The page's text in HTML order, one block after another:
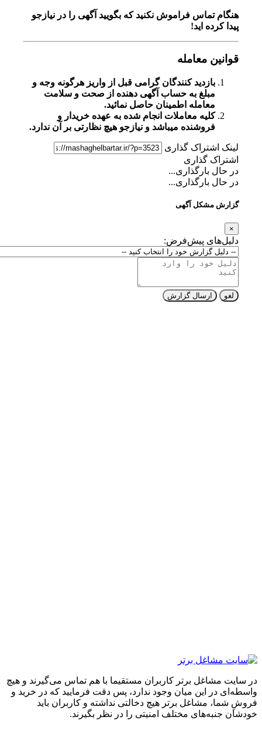
هنگام تماس فراموش نکنید که بگویید آگهی را در نیازجو
پیدا کرده اید!
قوانین معامله
بازدید کنندگان گرامی قبل از واریز هرگونه وجه و
مبلغ به حساب آگهی دهنده از صحت و سلامت
معامله اطمینان حاصل نمائید.
کلیه معاملات انجام شده به عهده خریدار و
فروشنده میباشد و نیازجو هیچ نظارتی بر آن ندارد.
لینک اشتراک گذاری
اشتراک گذاری
در حال بارگذاری...
در حال بارگذاری...
گزارش مشکل آگهی
دلیل‌های پیش‌فرض:
ارسال گزارش
مشاغل برتر کاربران مستقیما با هم تماس می‌گیرند و هیچ
در این میان وجود ندارد، پس دقت فرمایید که در خرید و
شما، مشاغل برتر هیچ دخالتی نداشته و کاربران باید
جنبه‌های مختلف امنیتی را در نظر بگیرند.